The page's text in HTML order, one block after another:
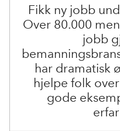
Fikk ny jobb
Over 80.000
jobb
har dramatisk
hjelpe folk
gode